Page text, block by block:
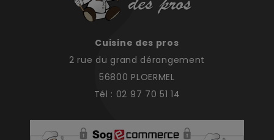
Cuisine des pros
2 rue du grand dérangement
56800 PLOERMEL
Tél : 02 97 70 51 14